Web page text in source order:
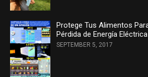
Protege Tus Alimentos
Pérdida de Energía
SEPTEMBER 5, 2017